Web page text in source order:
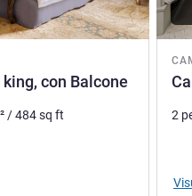
con Balcone
/484sq ft 2